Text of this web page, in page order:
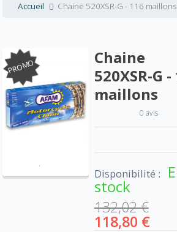
Accueil Chaine 520XSR-G - 116 maillons
PROMO
Chaine
520XSR-G -
maillons
0 avis
Disponibilité :
stock
132,02 €
118,80 €